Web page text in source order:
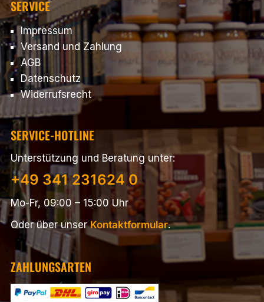
SERVICE
Impressum
Versand und Zahlung
AGB
Datenschutz
Widerrufsrecht
SERVICE-HOTLINE
Unterstützung und Beratung unter:
+49 341 231624 0
Mo-Fr, 09:00 – 15:00 Uhr
Oder über unserKontaktformular.
ZAHLUNGSARTEN